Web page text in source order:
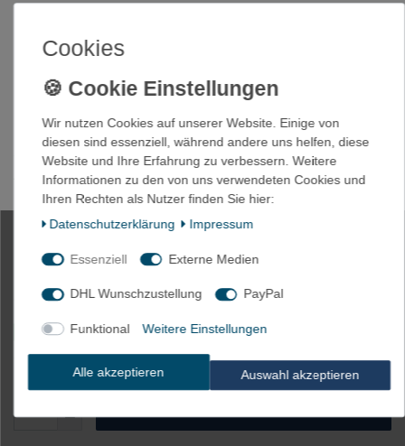
1,5mm² - 6,3mm rot
100 x Flachstecker Verteiler
Artikelnummer1753-1,5/6,3
12,45 EUR
Grundpreis0,12 € / Stück
Innerhalb 24h versandfertig. Lieferzeit max. 5 Tage**
Cookies
Wir nutzen Cookies auf unserer Website. Einige von
diesen sind essenziell, während andere uns helfen, diese
Website und Ihre Erfahrung zu verbessern. Weitere
Informationen zu den von uns verwendeten Cookies und
Ihren Rechten als Nutzer finden Sie hier:
Daten­schutz­erklärung
Impressum
Essenziell Externe Medien
DHL Wunschzustellung PayPal
Funktional Weitere Einstellungen
Alle akzeptieren Auswahl akzeptieren